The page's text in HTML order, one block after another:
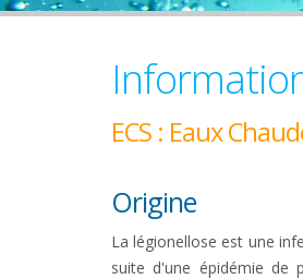
ECS : Eaux
Origine
La légionellose est une
suite d'une épidémie de